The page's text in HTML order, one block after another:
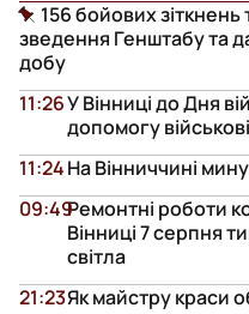
156 бойових зіткнень
зведення Генштабу та
добу
У Вінниці до Дня
допомогу
11:26
На Вінниччині
11:24
Ремонтні роботи
Вінниці 7 серпня
світла
09:49
Як майстру краси
21:23